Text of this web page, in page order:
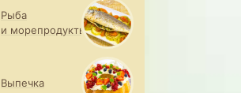
Рыба
и морепродукты
Выпечка